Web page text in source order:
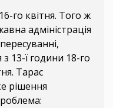
го квітня. Того ж
адміністрація
13-ї години 18-го
Тарас
рішення